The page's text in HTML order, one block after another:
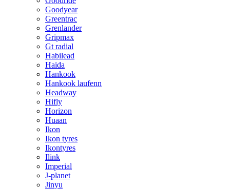
Goodyear
Greentrac
Grenlander
Gripmax
Gt radial
Habilead
Haida
Hankook
Hankook laufenn
Headway
Hifly
Horizon
Huaan
Ikon
Ikon tyres
Ikontyres
Ilink
Imperial
J-planet
Jinyu